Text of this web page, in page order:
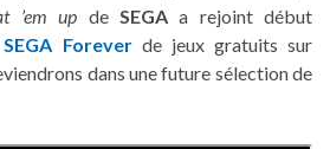
’em up de SEGAa rejoint début
SEGA Foreverde jeux gratuits sur
dans une future sélection de